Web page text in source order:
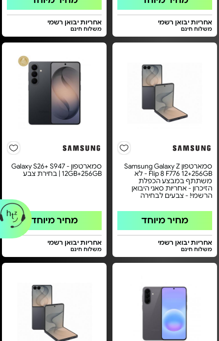
אחריות יבואן רשמי
משלוח חינם
אחריות יבואן רשמי
משלוח חינם
סמארטפון Samsung Galaxy Z
Flip 8 F776 12+256GB - לא
משתתף במבצע הכפלת
הזיכרון - אחריות סאני היבואן
הרשמי! - צבעים לבחירה
מחיר מיוחד
אחריות יבואן רשמי
משלוח חינם
סמארטפון Galaxy S26+ S947 -
12GB+256GB | בחירת צבע
מחיר מיוחד
אחריות יבואן רשמי
משלוח חינם